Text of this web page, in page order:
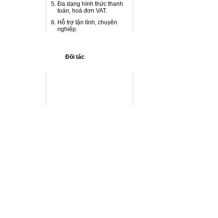
Đa dạng hình thức thanh
toán, hoá đơn VAT.
Hỗ trợ tận tình, chuyên
nghiệp.
Đối tác